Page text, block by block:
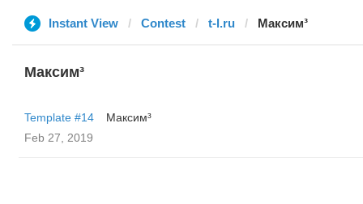
Instant View Contest t-l.ru Максим³
Максим³
Template #14
Максим³
Feb 27, 2019